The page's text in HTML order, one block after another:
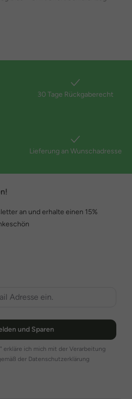
30 Tage Rückgaberecht
Lieferung an Wunschadresse
an und erhalte einen 15%
und Sparen
erkläre ich mich mit der Verarbeitung
der Datenschutzerklärung